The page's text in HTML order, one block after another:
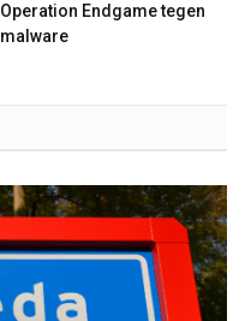
Operation Endgame tegen
malware